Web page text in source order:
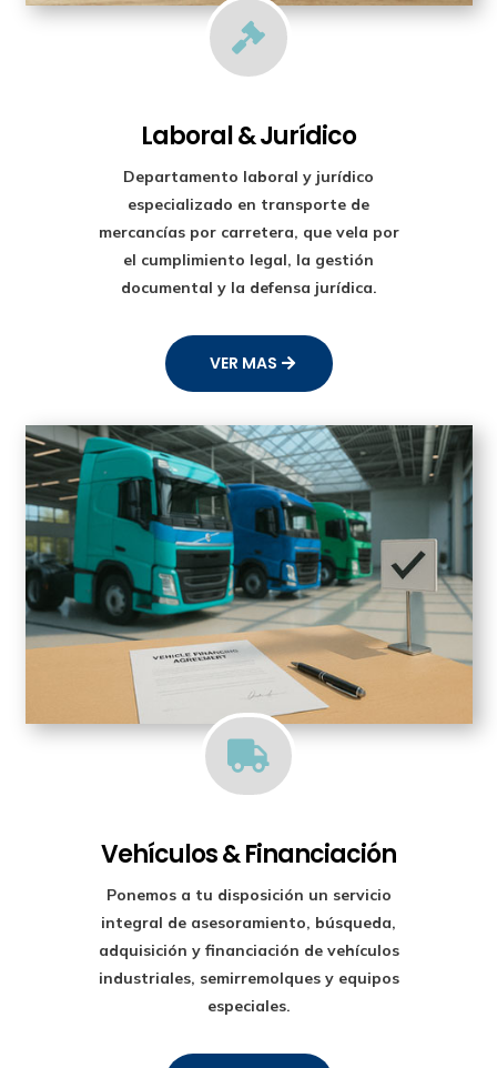

Laboral & Jurídico
Departamento laboral y jurídico
especializado en transporte de
mercancías por carretera, que vela por
el cumplimiento legal, la gestión
documental y la defensa jurídica.
VER MAS

Vehículos & Financiación
Ponemos a tu disposición un servicio
integral de asesoramiento, búsqueda,
adquisición y financiación de vehículos
industriales, semirremolques y equipos
especiales.